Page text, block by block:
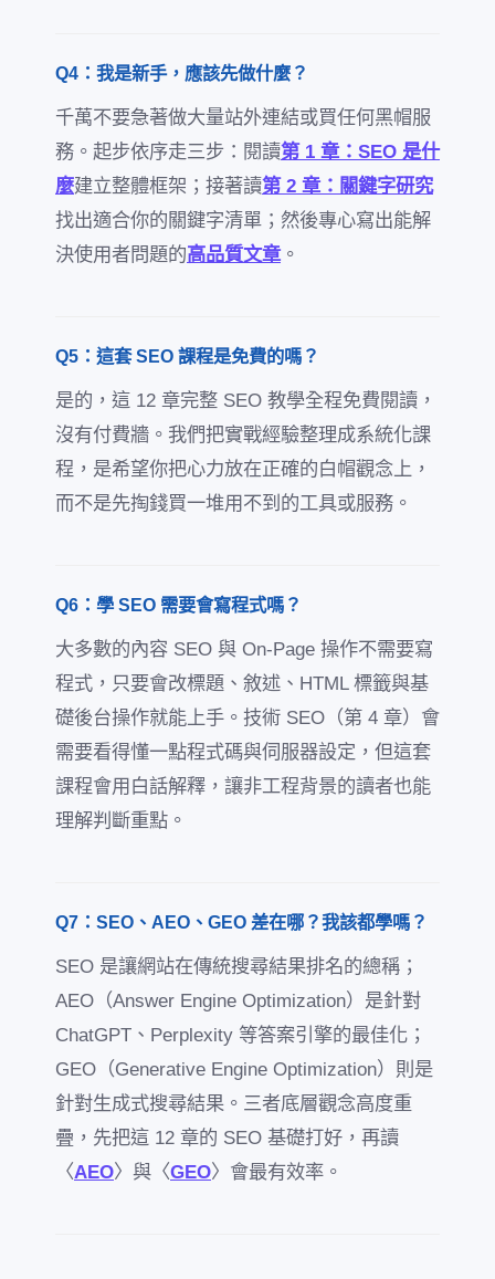
Q4：我是新手，應該先做什麼？
千萬不要急著做大量站外連結或買任何黑帽服
務。起步依序走三步：閱讀第 1 章：SEO 是什
麼建立整體框架；接著讀第 2 章：關鍵字研究
找出適合你的關鍵字清單；然後專心寫出能解
決使用者問題的高品質文章。
Q5：這套 SEO 課程是免費的嗎？
是的，這 12 章完整 SEO 教學全程免費閱讀，
沒有付費牆。我們把實戰經驗整理成系統化課
程，是希望你把心力放在正確的白帽觀念上，
而不是先掏錢買一堆用不到的工具或服務。
Q6：學 SEO 需要會寫程式嗎？
大多數的內容 SEO 與 On-Page 操作不需要寫
程式，只要會改標題、敘述、HTML 標籤與基
礎後台操作就能上手。技術 SEO（第 4 章）會
需要看得懂一點程式碼與伺服器設定，但這套
課程會用白話解釋，讓非工程背景的讀者也能
理解判斷重點。
Q7：SEO、AEO、GEO 差在哪？我該都學嗎？
SEO 是讓網站在傳統搜尋結果排名的總稱；
AEO（Answer Engine Optimization）是針對
ChatGPT、Perplexity 等答案引擎的最佳化；
GEO（Generative Engine Optimization）則是
針對生成式搜尋結果。三者底層觀念高度重
疊，先把這 12 章的 SEO 基礎打好，再讀
〈AEO〉與〈GEO〉會最有效率。